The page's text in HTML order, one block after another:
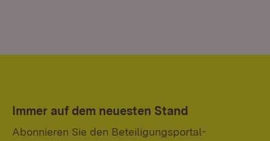
Immer auf dem neuesten Stand
Abonnieren Sie den Beteiligungsportal-